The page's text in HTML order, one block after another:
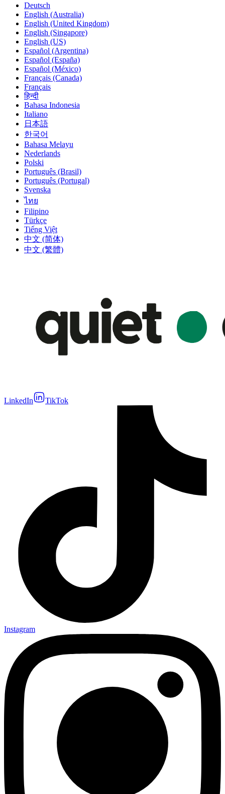
Deutsch
English (Australia)
English (United Kingdom)
English (Singapore)
English (US)
Español (Argentina)
Español (España)
Español (México)
Français (Canada)
Français
हिन्दी
Bahasa Indonesia
Italiano
日本語
한국어
Bahasa Melayu
Nederlands
Polski
Português (Brasil)
Português (Portugal)
Svenska
ไทย
Filipino
Türkçe
Tiếng Việt
中文 (简体)
中文 (繁體)
LinkedIn TikTok
Instagram